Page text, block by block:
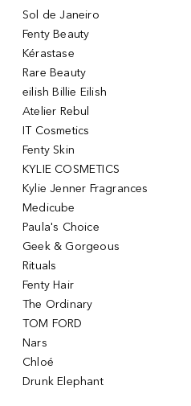
Sol de Janeiro
Fenty Beauty
Kérastase
Rare Beauty
eilish Billie Eilish
Atelier Rebul
IT Cosmetics
Fenty Skin
KYLIE COSMETICS
Kylie Jenner Fragrances
Medicube
Paula's Choice
Geek & Gorgeous
Rituals
Fenty Hair
The Ordinary
TOM FORD
Nars
Chloé
Drunk Elephant